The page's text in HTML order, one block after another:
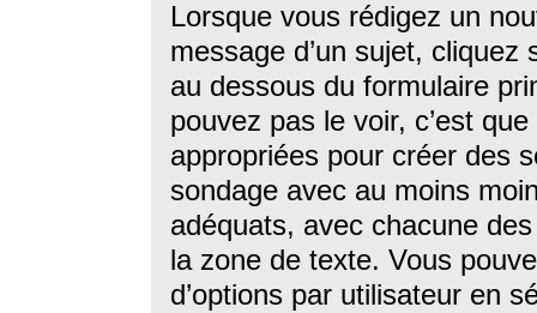
Lorsque vous rédigez un
message d’un sujet, cliquez
au dessous du formulaire
pouvez pas le voir, c’est
appropriées pour créer des
sondage avec au moins
adéquats, avec chacune
la zone de texte. Vous
d’options par utilisateur en